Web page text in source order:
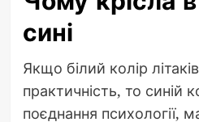
сині
Якщо білий колір
практичність, то синій
поєднання психології,